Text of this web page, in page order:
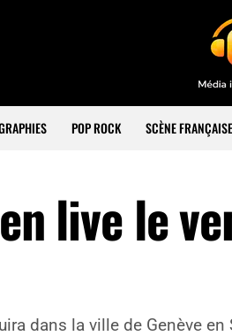
POP ROCK SCÈNE FRANÇAISE
live le
dans la ville de Genève